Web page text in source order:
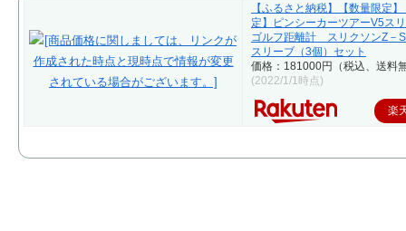
【ふるさと納税】【数量限定
定】ピンシーカーツアーV5ス
ゴルフ距離計 スリクソンZ－
スリーブ（3個）セット
価格：181000円（税込、送料
(2022/1/1時点)
楽